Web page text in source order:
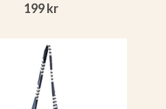
199 kr